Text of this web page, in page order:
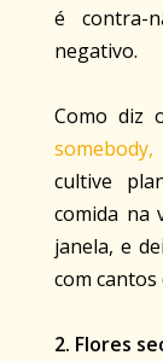
é contra-
negativo.
Como diz
cultive
comida na
janela, e
com cantos
2. Flores